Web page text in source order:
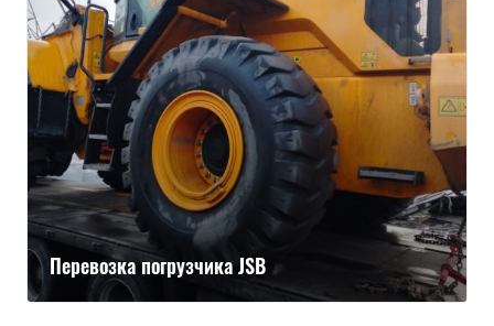
Перевозка погрузчика JSB